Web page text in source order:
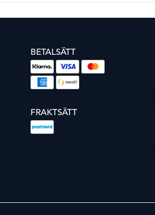
BETALSÄTT
FRAKTSÄTT